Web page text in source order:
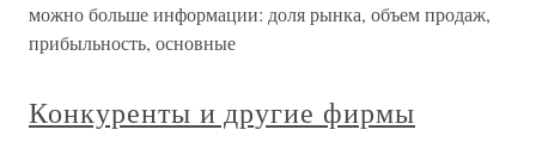
можно больше информации: доля рынка, объем продаж,
прибыльность, основные
Конкуренты и другие фирмы